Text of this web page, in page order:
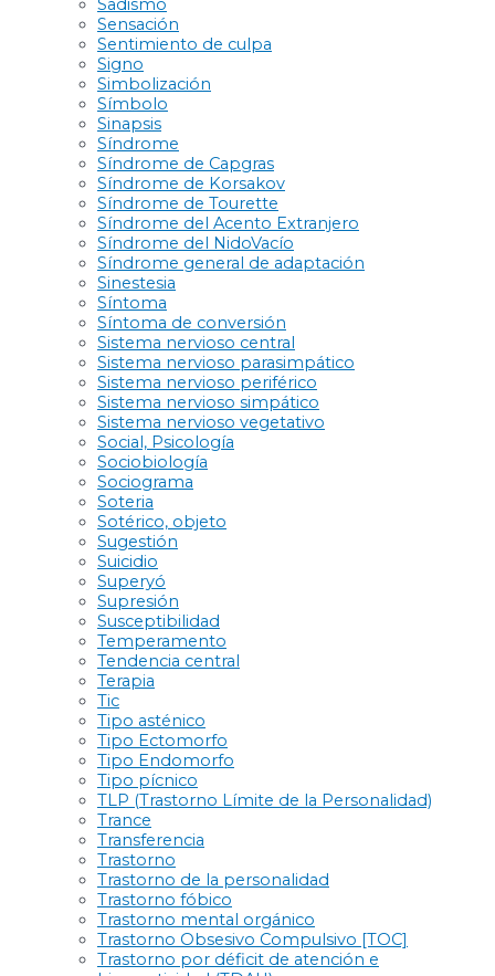
Sadismo
Sensación
Sentimiento de culpa
Signo
Simbolización
Símbolo
Sinapsis
Síndrome
Síndrome de Capgras
Síndrome de Korsakov
Síndrome de Tourette
Síndrome del Acento Extranjero
Síndrome del NidoVacío
Síndrome general de adaptación
Sinestesia
Síntoma
Síntoma de conversión
Sistema nervioso central
Sistema nervioso parasimpático
Sistema nervioso periférico
Sistema nervioso simpático
Sistema nervioso vegetativo
Social, Psicología
Sociobiología
Sociograma
Soteria
Sotérico, objeto
Sugestión
Suicidio
Superyó
Supresión
Susceptibilidad
Temperamento
Tendencia central
Terapia
Tic
Tipo asténico
Tipo Ectomorfo
Tipo Endomorfo
Tipo pícnico
TLP (Trastorno Límite de la Personalidad)
Trance
Transferencia
Trastorno
Trastorno de la personalidad
Trastorno fóbico
Trastorno mental orgánico
Trastorno Obsesivo Compulsivo [TOC]
Trastorno por déficit de atención e